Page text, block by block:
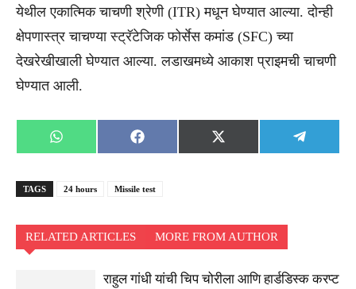
येथील एकात्मिक चाचणी श्रेणी (ITR) मधून घेण्यात आल्या. दोन्ही
क्षेपणास्त्र चाचण्या स्ट्रॅटेजिक फोर्सेस कमांड (SFC) च्या
देखरेखीखाली घेण्यात आल्या. लडाखमध्ये आकाश प्राइमची चाचणी
घेण्यात आली.
Share
on
WhatsApp
Share
on
Facebook
Share
on
X
(Twitter)
Share
on
TAGS 24 hours Missile test
RELATED ARTICLES MORE FROM AUTHOR
राहुल गांधी यांची चिप चोरीला आणि हार्डडिस्क करप्ट